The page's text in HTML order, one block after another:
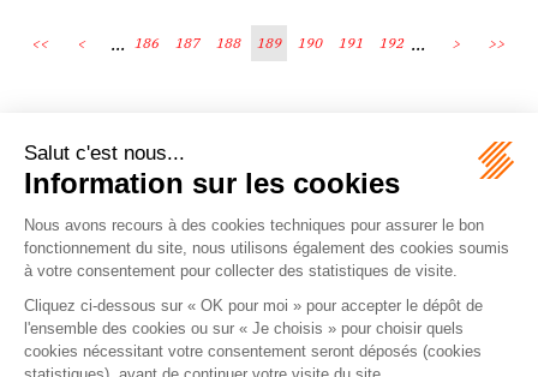
<< < ... 186 187 188 189 190 191 192 ... > >>
Écosystème
Carrières
Honoraires
Contacts
Mentions légales